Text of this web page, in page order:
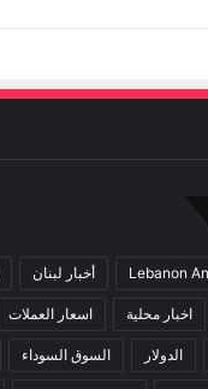
Lebanon أخبار لبنان
اخبار محلية اسعار العملات
الدولار السوق السوداء